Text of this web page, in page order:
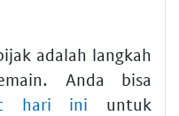
adalah langkah
Anda bisa
hari ini untuk